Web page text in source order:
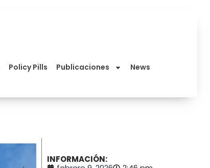
Policy Pills Publicaciones
News
INFORMACIÓN: